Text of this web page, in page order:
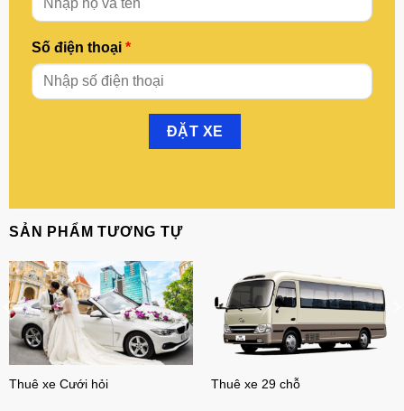
Số điện thoại *
SẢN PHẨM TƯƠNG TỰ
Thuê xe Cưới hỏi Thuê xe 29 chỗ